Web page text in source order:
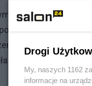
zapoznania się z
Kobieta
drzwi, a
stołeczna komenda.
Drogi
My, naszych 1162
informacje na